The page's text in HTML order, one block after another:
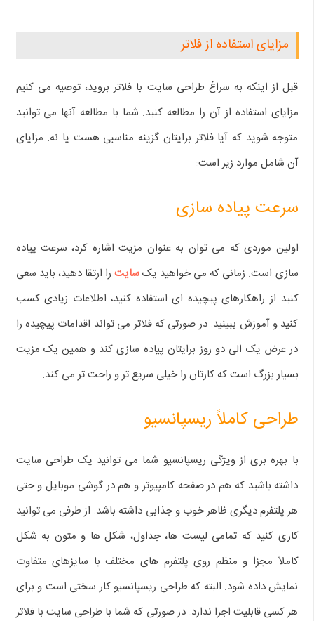
مزایای استفاده از فلاتر
قبل از اینکه به سراغ طراحی سایت با فلاتر بروید، توصیه می‌ کنیم
مزایای استفاده از آن را مطالعه کنید. شما با مطالعه آنها می‌ توانید
متوجه شوید که آیا فلاتر برایتان گزینه مناسبی هست یا نه. مزایای
آن شامل موارد زیر است:
سرعت پیاده سازی
اولین موردی که می‌ توان به عنوان مزیت اشاره کرد، سرعت پیاده
سازی است. زمانی که می‌ خواهید یکسایت را ارتقا دهید، باید سعی
کنید از راهکارهای پیچیده‌ ای استفاده کنید، اطلاعات زیادی کسب
کنید و آموزش ببینید‌. در صورتی که فلاتر می‌ تواند اقدامات پیچیده را
در عرض یک الی دو روز برایتان پیاده سازی کند و همین یک مزیت
بسیار بزرگ است که کارتان را خیلی سریع‌ تر و راحت‌ تر می‌ کند.
طراحی کاملاً ریسپانسیو
با بهره بری از ویژگی ریسپانسیو شما می‌ توانید یک طراحی سایت
داشته باشید که هم در صفحه کامپیوتر و هم در گوشی موبایل و حتی
هر پلتفرم دیگری ظاهر خوب و جذابی داشته باشد. از طرفی می‌ توانید
کاری کنید که تمامی لیست‌ ها، جداول، شکل‌ ها و متون به شکل
کاملاً مجزا و منظم روی پلتفرم‌ های مختلف با سایزهای متفاوت
نمایش داده شود. البته که طراحی ریسپانسیو کار سختی است و برای
هر کسی قابلیت اجرا ندارد. در صورتی که شما با طراحی سایت با فلاتر